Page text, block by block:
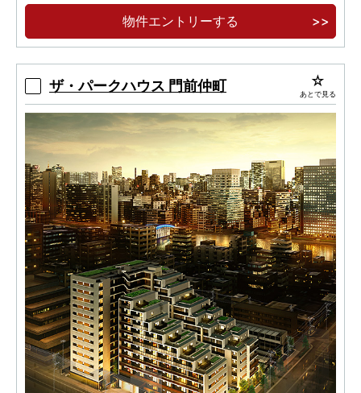
全邸2LDK南向き角住戸
物件エントリーする
ザ・パークハウス 門前仲町 あとで見る